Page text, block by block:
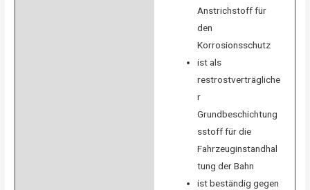
Anstrichstoff für
den
Korrosionsschutz
ist als
restrostverträgliche
r
Grundbeschichtung
sstoff für die
Fahrzeuginstandhal
tung der Bahn
ist beständig gegen